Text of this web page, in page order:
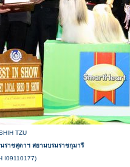
TZU
ราชสุดาฯ สยามบรมราชกุมารี
I09110177)